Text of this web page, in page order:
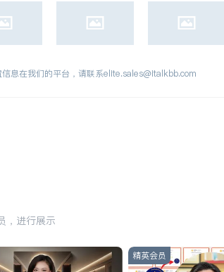
息在我们的平台，请联系elite.sales@italkbb.com
，进行展示
精英会员